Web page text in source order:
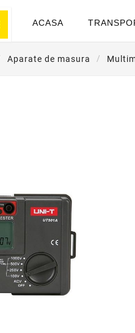
ACASA
Aparate de masura